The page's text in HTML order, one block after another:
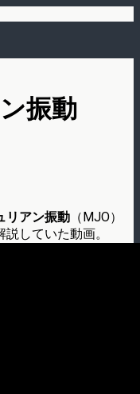
振動
リアン振動 （MJO）
説していた動画。